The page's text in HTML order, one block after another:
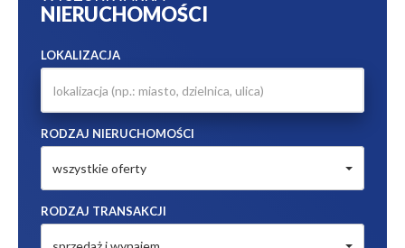
NIERUCHOMOŚCI
LOKALIZACJA
RODZAJ NIERUCHOMOŚCI
wszystkie oferty
RODZAJ TRANSAKCJI